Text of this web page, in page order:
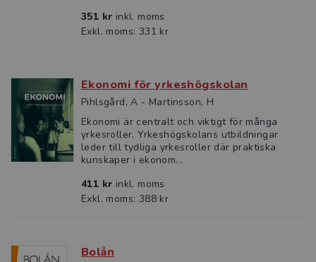
351 kr inkl. moms
Exkl. moms: 331 kr
Ekonomi för yrkeshögskolan
Pihlsgård, A - Martinsson, H
Ekonomi är centralt och viktigt för många
yrkesroller. Yrkeshögskolans utbildningar
leder till tydliga yrkesroller där praktiska
kunskaper i ekonom...
411 kr inkl. moms
Exkl. moms: 388 kr
Bolån